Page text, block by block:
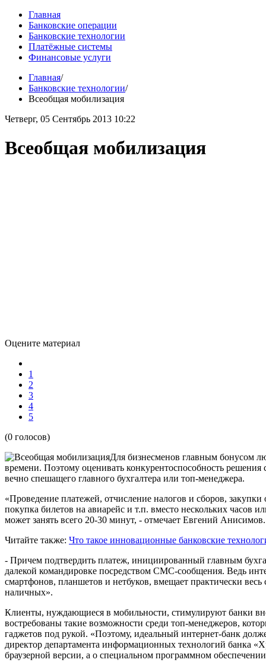
Главная
Банковские операции
Банковские технологии
Платёжные системы
Финансовые услуги
Главная/
Банковские технологии/
Всеобщая мобилизация
Четверг, 05 Сентябрь 2013 10:22
Всеобщая мобилизация
Оцените материал
1
2
3
4
5
(0 голосов)
Для бизнесменов главным бонусом
времени. Поэтому оценивать конкурентоспособность
вечно спешащего главного бухгалтера или топ-менеджера.
«Проведение платежей, отчисление налогов и сборов,
покупка билетов на авиарейс и т.п. вместо нескольких часов
может занять всего 20-30 минут, - отмечает Евгений Анисимов.
Читайте также: Что такое инновационные банковские
- Причем подтвердить платеж, инициированный главным
далекой командировке посредством СМС-сообщения. Ведь
смартфонов, планшетов и нетбуков, вмещает практически
наличных».
Клиенты, нуждающиеся в мобильности, стимулируют банки
востребованы такие возможности среди топ-менеджеров,
гаджетов под рукой. «Поэтому, идеальный интернет-банк
директор департамента информационных технологий банка
браузерной версии, а о специальном программном